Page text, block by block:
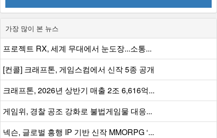
가장 많이 본 뉴스
프로젝트 RX, 세계 무대에서 눈도장...소통...
[컨콜] 크래프톤, 게임스컴에서 신작 5종 공개
크래프톤, 2026년 상반기 매출 2조 6,616억...
게임위, 경찰 공조 강화로 불법게임물 대응...
넥슨, 글로벌 흥행 IP 기반 신작 MMORPG ‘...